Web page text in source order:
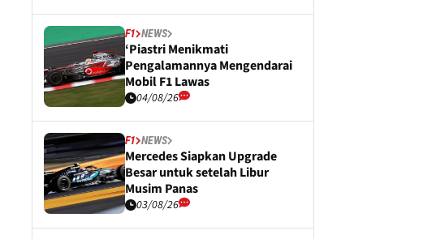
F1 NEWS
‘Piastri Menikmati
Pengalamannya Mengendarai
Mobil F1 Lawas
04/08/26
F1 NEWS
Mercedes Siapkan Upgrade
Besar untuk setelah Libur
Musim Panas
03/08/26